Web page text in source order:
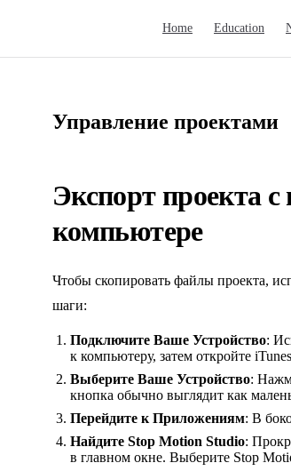
Home Education
Управление проектами
Экспорт проекта
компьютере
Чтобы скопировать файлы проекта,
шаги:
Подключите Ваше Устройство:
к компьютеру, затем откройте
Выберите Ваше Устройство:
кнопка обычно выглядит как
Перейдите к Приложениям: В
Найдите Stop Motion Studio:
в главном окне. Выберите Stop